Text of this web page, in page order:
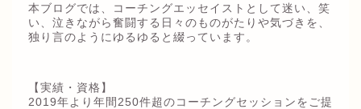
本ブログでは、コーチングエッセイストとして迷い、笑
い、泣きながら奮闘する日々のものがたりや気づきを、
独り言のようにゆるゆると綴っています。
【実績・資格】
2019年より年間250件超のコーチングセッションをご提